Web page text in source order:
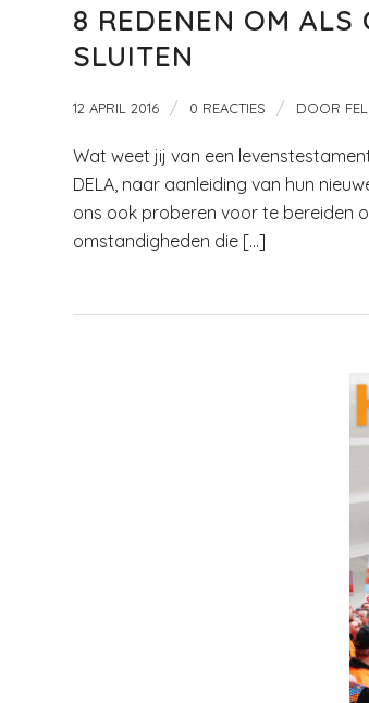
8 REDENEN OM ALS
SLUITEN
12 APRIL 2016 / 0 REACTIES / DOOR
Wat weet jij van een
DELA, naar aanleiding van hun
ons ook proberen voor te bereiden
omstandigheden die […]